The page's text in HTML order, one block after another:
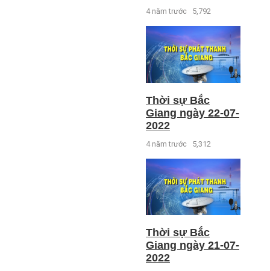
4 năm trước 5,792
Thời sự Bắc
Giang ngày 22-07-
2022
4 năm trước 5,312
Thời sự Bắc
Giang ngày 21-07-
2022